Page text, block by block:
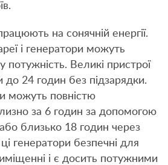
на сонячній енергії.
і генератори можуть
потужність. Великі пристрої
24 годин без підзарядки.
можуть повністю
за 6 годин за допомогою
близько 18 годин через
генератори безпечні для
і є досить потужними